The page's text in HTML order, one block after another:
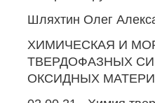
Шляхтин Олег
ХИМИЧЕСКАЯ И
ТВЕРДОФАЗНЫХ
ОКСИДНЫХ